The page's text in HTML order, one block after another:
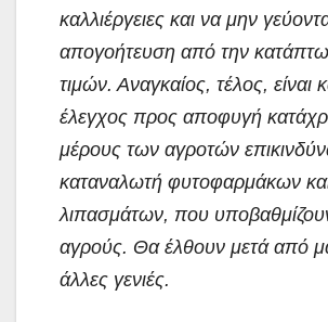
καλλιέργειες και να μην
απογοήτευση από την
τιμών. Αναγκαίος, τέλος, είναι
έλεγχος προς αποφυγή
μέρους των αγροτών
καταναλωτή φυτοφαρμάκων
λιπασμάτων, που
αγρούς. Θα έλθουν μετά από
άλλες γενιές.